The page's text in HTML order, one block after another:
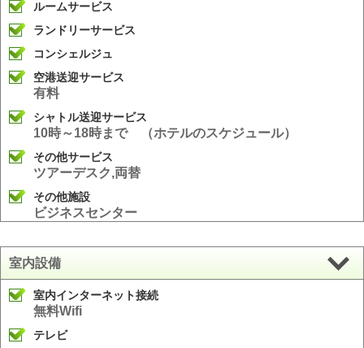
ルームサービス
ランドリーサービス
コンシェルジュ
空港送迎サービス
有料
シャトル送迎サービス
10時～18時まで （ホテルのスケジュール）
その他サービス
ツアーデスク,両替
その他施設
ビジネスセンター
室内設備
室内インターネット接続
無料Wifi
テレビ